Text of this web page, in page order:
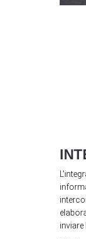
inviare